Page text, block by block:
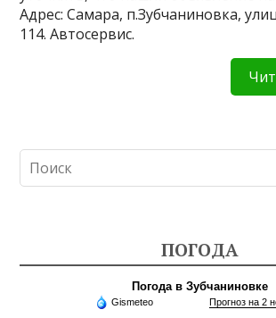
Адрес: Самара, п.Зубчаниновка,
114. Автосервис.
ПОГОДА
Погода в Зубчаниновке
Gismeteo Прогноз на 2